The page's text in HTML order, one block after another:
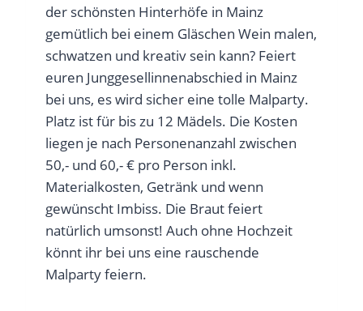
der schönsten Hinterhöfe in Mainz
gemütlich bei einem Gläschen Wein malen,
schwatzen und kreativ sein kann? Feiert
euren Junggesellinnenabschied in Mainz
bei uns, es wird sicher eine tolle Malparty.
Platz ist für bis zu 12 Mädels. Die Kosten
liegen je nach Personenanzahl zwischen
50,- und 60,- € pro Person inkl.
Materialkosten, Getränk und wenn
gewünscht Imbiss. Die Braut feiert
natürlich umsonst! Auch ohne Hochzeit
könnt ihr bei uns eine rauschende
Malparty feiern.